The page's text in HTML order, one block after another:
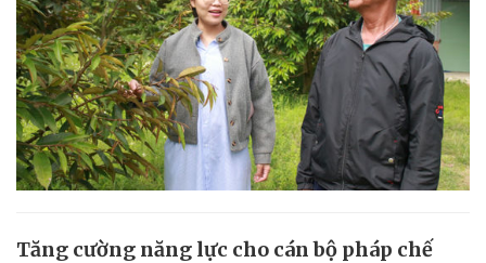
Tăng cường năng lực cho cán bộ pháp chế